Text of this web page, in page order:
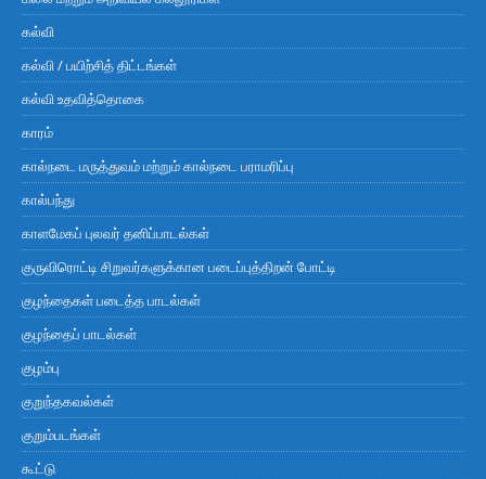
கல்வி
கல்வி / பயிற்சித் திட்டங்கள்
கல்வி உதவித்தொகை
காரம்
கால்நடை மருத்துவம் மற்றும் கால்நடை பராமரிப்பு
கால்பந்து
காளமேகப் புலவர் தனிப்பாடல்கள்
குருவிரொட்டி சிறுவர்களுக்கான படைப்புத்திறன் போட்டி
குழந்தைகள் படைத்த பாடல்கள்
குழந்தைப் பாடல்கள்
குழம்பு
குறுந்தகவல்கள்
குறும்படங்கள்
கூட்டு